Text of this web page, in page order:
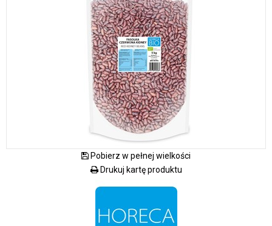
Pobierz w pełnej wielkości
Drukuj kartę produktu